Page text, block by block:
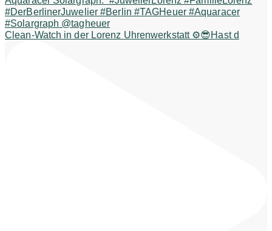
Clean-Watch in der Lorenz Uhrenwerkstatt ⚙️😎Hast d